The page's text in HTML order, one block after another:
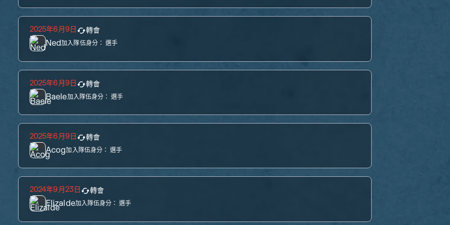
2025年6月9日 轉會
Ned加入隊伍身分： 選手
2025年6月9日 轉會
Baele加入隊伍身分： 選手
2025年6月9日 轉會
Acog加入隊伍身分： 選手
2024年9月23日 轉會
Elizalde加入隊伍身分： 選手